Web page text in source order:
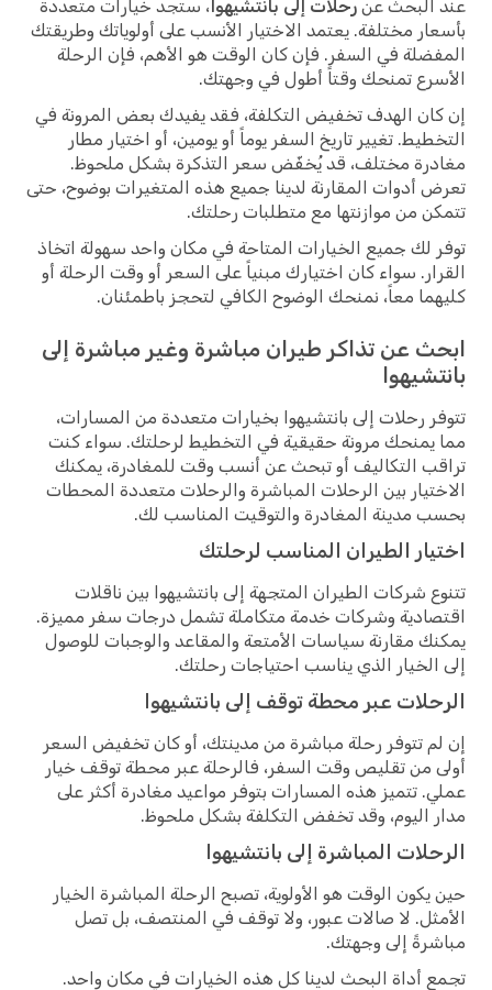
عند البحث عن رحلات إلى بانتشيهوا، ستجد خيارات متعددة
بأسعار مختلفة. يعتمد الاختيار الأنسب على أولوياتك وطريقتك
المفضلة في السفر. فإن كان الوقت هو الأهم، فإن الرحلة
الأسرع تمنحك وقتاً أطول في وجهتك.
إن كان الهدف تخفيض التكلفة، فقد يفيدك بعض المرونة في
التخطيط. تغيير تاريخ السفر يوماً أو يومين، أو اختيار مطار
مغادرة مختلف، قد يُخفّض سعر التذكرة بشكل ملحوظ.
تعرض أدوات المقارنة لدينا جميع هذه المتغيرات بوضوح، حتى
تتمكن من موازنتها مع متطلبات رحلتك.
توفر لك جميع الخيارات المتاحة في مكان واحد سهولة اتخاذ
القرار. سواء كان اختيارك مبنياً على السعر أو وقت الرحلة أو
كليهما معاً، نمنحك الوضوح الكافي لتحجز باطمئنان.
ابحث عن تذاكر طيران مباشرة وغير مباشرة إلى
بانتشيهوا
تتوفر رحلات إلى بانتشيهوا بخيارات متعددة من المسارات،
مما يمنحك مرونة حقيقية في التخطيط لرحلتك. سواء كنت
تراقب التكاليف أو تبحث عن أنسب وقت للمغادرة، يمكنك
الاختيار بين الرحلات المباشرة والرحلات متعددة المحطات
بحسب مدينة المغادرة والتوقيت المناسب لك.
اختيار الطيران المناسب لرحلتك
تتنوع شركات الطيران المتجهة إلى بانتشيهوا بين ناقلات
اقتصادية وشركات خدمة متكاملة تشمل درجات سفر مميزة.
يمكنك مقارنة سياسات الأمتعة والمقاعد والوجبات للوصول
إلى الخيار الذي يناسب احتياجات رحلتك.
الرحلات عبر محطة توقف إلى بانتشيهوا
إن لم تتوفر رحلة مباشرة من مدينتك، أو كان تخفيض السعر
أولى من تقليص وقت السفر، فالرحلة عبر محطة توقف خيار
عملي. تتميز هذه المسارات بتوفر مواعيد مغادرة أكثر على
مدار اليوم، وقد تخفض التكلفة بشكل ملحوظ.
الرحلات المباشرة إلى بانتشيهوا
حين يكون الوقت هو الأولوية، تصبح الرحلة المباشرة الخيار
الأمثل. لا صالات عبور، ولا توقف في المنتصف، بل تصل
مباشرةً إلى وجهتك.
تجمع أداة البحث لدينا كل هذه الخيارات في مكان واحد.